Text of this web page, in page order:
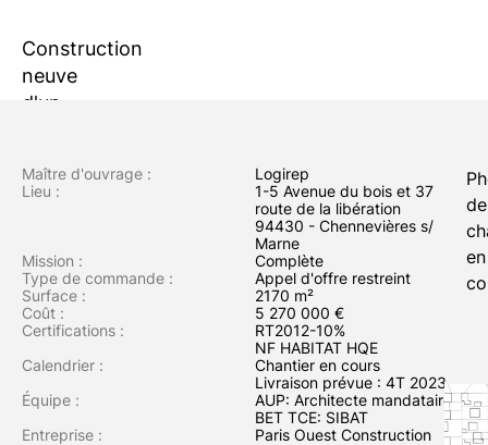
Construction
neuve
d'un
35
sociaux,
deux
micro-
et
35
places
Maître d'ouvrage :
Logirep
Lieu :
1-5 Avenue du bois et 37
route de la libération
94430 - Chennevières s/
Marne
Mission :
Complète
Type de commande :
Appel d'offre restreint
Surface :
2170 m²
Coût :
5 270 000 €
Certifications :
RT2012-10%
NF HABITAT HQE
Calendrier :
Chantier en cours
Livraison prévue : 4T 2023
Équipe :
AUP: Architecte mandataire
BET TCE: SIBAT
Entreprise :
Paris Ouest Construction
de
en